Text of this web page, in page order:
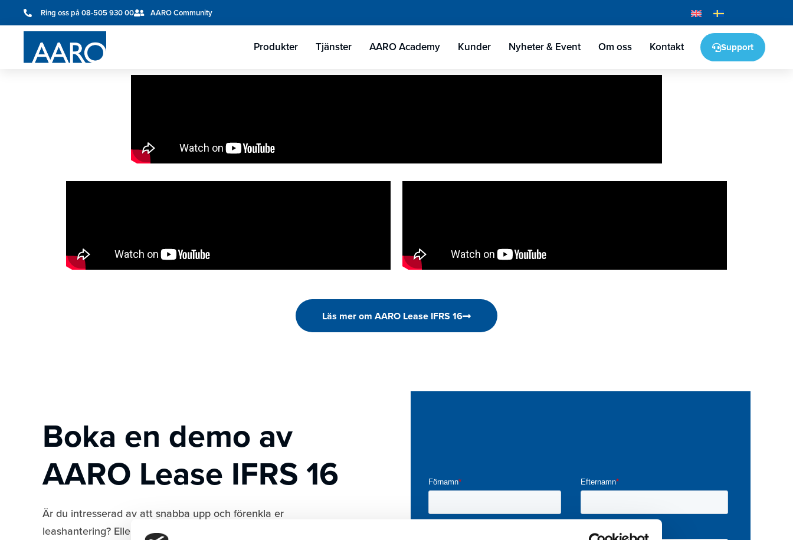
Ring oss på 08-505 930 00 AARO Community
Produkter Tjänster AARO Academy Kunder Nyheter & Event Om oss Kontakt Support
Läs mer om AARO Lease IFRS 16
Boka en demo av
AARO Lease IFRS 16
Är du intresserad av att snabba upp och förenkla er
leashantering? Eller låta oss se över hur ni skulle kunna förbättra